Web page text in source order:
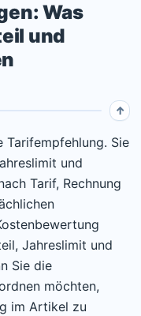
Was
und
Tarifempfehlung. Sie
und
Tarif, Rechnung
Jahreslimit und
Sie die
möchten,
im Artikel zu